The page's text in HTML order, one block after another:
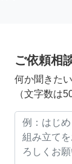
ご依頼相
何か聞きた
（文字数は